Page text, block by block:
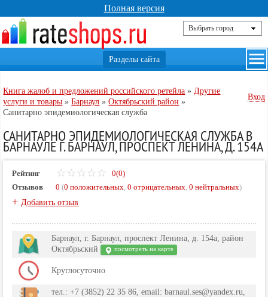
Полная версия
Книга жалоб и предложений российского ретейла »Другие
услуги и товары »Барнаул »Октябрьский район »
Санитарно эпидемиологическая служба
Вход
САНИТАРНО ЭПИДЕМИОЛОГИЧЕСКАЯ СЛУЖБА В
БАРНАУЛЕ Г. БАРНАУЛ, ПРОСПЕКТ ЛЕНИНА, Д. 154А
Рейтинг
0(0)
Отзывов
0 (0 положительных,0 отрицательных,0 нейтральных)
+Добавить отзыв
Барнаул, г. Барнаул, проспект Ленина, д. 154а, район
Октябрьский
посмотреть на карте
Круглосуточно
тел.: +7 (3852) 22 35 86, email: barnaul.ses@yandex.ru,